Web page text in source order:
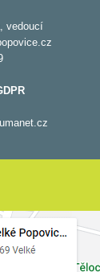
vedoucí